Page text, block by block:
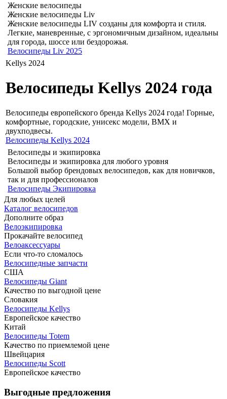
Женские велосипеды
Женские велосипеды Liv
Женские велосипеды LIV созданы для комфорта и стиля.
Легкие, маневренные, с эргономичным дизайном, идеальны
для города, шоссе или бездорожья.
Велосипеды Liv 2025
Kellys 2024
Велосипеды Kellys 2024 года
Велосипеды европейского бренда Kellys 2024 года! Горные,
комфортные, городские, унисекс модели, BMX и
двухподвесы.
Велосипеды Kellys 2024
Велосипеды и экипировка
Велосипеды и экипировка для любого уровня
Большой выбор брендовых велосипедов, как для новичков,
так и для профессионалов
Велосипеды Экипировка
Для любых целей
Каталог велосипедов
Дополните образ
Велоэкипировка
Прокачайте велосипед
Велоаксессуары
Если что-то сломалось
Велосипедные запчасти
США
Велосипеды Giant
Качество по выгодной цене
Словакия
Велосипеды Kellys
Европейское качество
Китай
Велосипеды Totem
Качество по приемлемой цене
Швейцария
Велосипеды Scott
Европейское качество
Выгодные предложения